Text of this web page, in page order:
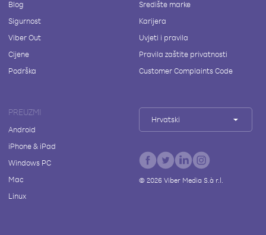
Blog
Sigurnost
Viber Out
Cijene
Podrška
Središte marke
Karijera
Uvjeti i pravila
Pravila zaštite privatnosti
Customer Complaints Code
PREUZMI
Android
iPhone & iPad
Windows PC
Mac
Linux
Hrvatski
© 2026Viber Media S.à r.l.